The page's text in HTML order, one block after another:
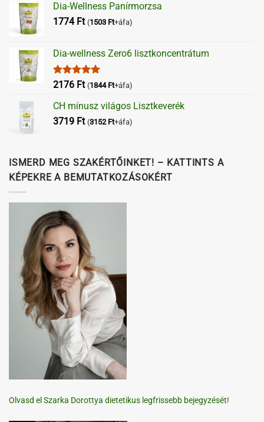
Dia-Wellness Panírmorzsa
1774 Ft (1503 Ft+áfa)
Dia-wellness Zero6 lisztkoncentrátum
Értékelés:
2176 Ft (1844 Ft+áfa)
CH mínusz világos Lisztkeverék
3719 Ft (3152 Ft+áfa)
ISMERD MEG SZAKÉRTŐINKET! – KATTINTS A
KÉPEKRE A BEMUTATKOZÁSOKÉRT
Olvasd el Szarka Dorottya dietetikus legfrissebb bejegyzését!